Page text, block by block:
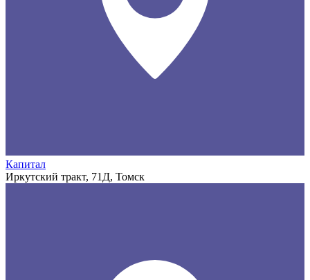
Капитал
Иркутский тракт, 71Д, Томск